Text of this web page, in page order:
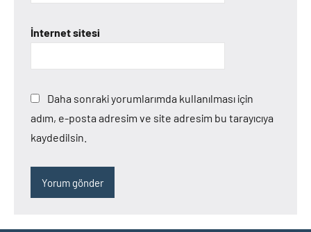
İnternet sitesi
Daha sonraki yorumlarımda kullanılması için
adım, e-posta adresim ve site adresim bu tarayıcıya
kaydedilsin.